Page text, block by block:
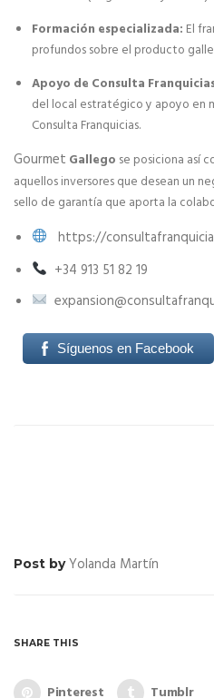
Formación especializada: El
profundos sobre el producto
Apoyo de Consulta
del local estratégico y apoyo en
Consulta Franquicias.
Gourmet Gallego se posiciona así
aquellos inversores que desean un
sello de garantía que aporta la
https://
+34 913 51 82 19
Síguenos en Facebook
Post byYolanda Martín
SHARE THIS
Pinterest Tumblr